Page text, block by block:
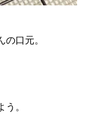
口元。
。